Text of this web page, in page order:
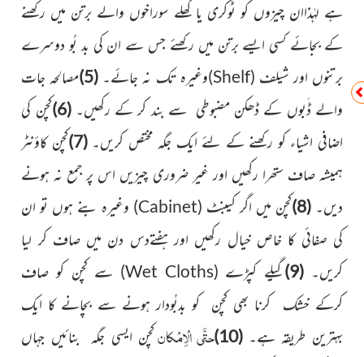
ہے لہٰذاان چیزوں کو ٹوکری یا کھلے سوراخوں والے برتن میں رکھنے
کے بجائے کسی ایسے برتن میں رکھئے جس سے ان کی بد بُو دوسرے
برتنوں اور شیلف (
Shelf
)وغیرہ تک نہ جائے۔ (5)
مصالحہ جات
والے ڈَبوں کے ڈھکن مضبوطی سے بند کر کے رکھیں۔ (6)
کچن کی
اضافی اشیاء کو رکھنے کے لئے ایک جگہ مختص کریں۔ (7)
کچن کاؤنٹر
ہمیشہ صاف ستھرا رکھیں اور غیر ضروری چیزیں اس پر جمع نہ ہونے
دیں۔(8) کچن میں اگر کیبنٹ (
Cabinet
) وغیرہ بنے ہوں تو ان
کی صفائی کا خاص خیال رکھیں اور ہفتےدس دن میں صاف کر لیا
کریں۔ (9) گیلے کپڑے (
Wet Cloths
) سے کچن کو صاف
کرکے خشک کرنا بھی کچن کو بدبُودار ہونے سے بچانے کا ایک
بہترین طریقہ ہے۔ (10) حتَّی الْاِمْکان کچن ایسی جگہ بنائیں جہاں